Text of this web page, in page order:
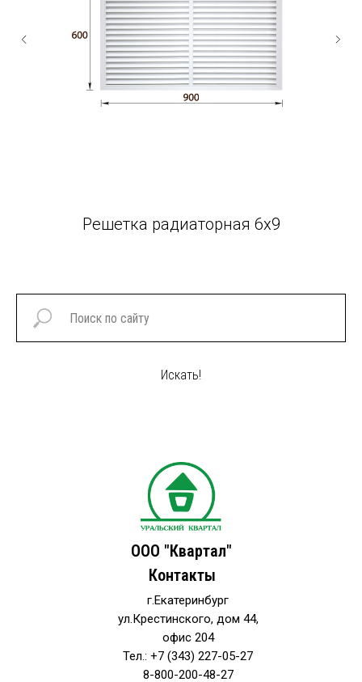
Решетка радиаторная 6x9
Искать!
ООО "Квартал"
Контакты
г.Екатеринбург
ул.Крестинского, дом 44,
офис 204
Тел.: +7 (343) 227-05-27
8-800-200-48-27